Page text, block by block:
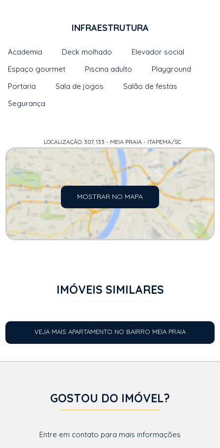
INFRAESTRUTURA
Academia Deck molhado
Elevador social
Espaço gourmet
Piscina adulto
Playground
Portaria
Sala de jogos
Salão de festas
Segurança
LOCALIZAÇÃO: 307, 133 - MEIA PRAIA - ITAPEMA/SC
MOSTRAR NO MAPA
IMÓVEIS SIMILARES
VEJA MAIS APARTAMENTO NO BAIRRO MEIA PRAIA
GOSTOU DO IMÓVEL?
Entre em contato para mais informações